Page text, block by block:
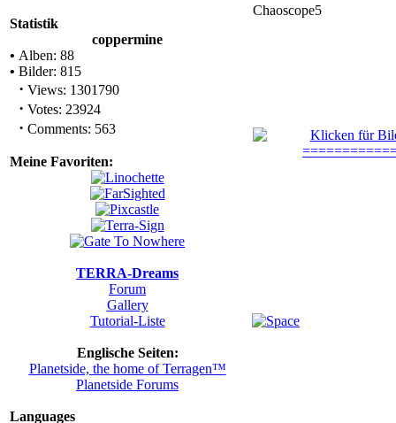
Statistik
coppermine
• Alben: 88
• Bilder: 815
· Views: 1301790
· Votes: 23924
· Comments: 563
Meine Favoriten:
TERRA-Dreams
Forum
Gallery
Tutorial-Liste
Englische Seiten:
Planetside, the home of Terragen™
Planetside Forums
Languages
Chaoscope5